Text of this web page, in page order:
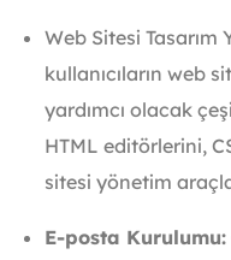
Web Sitesi Tasarım
kullanıcıların web
yardımcı olacak
HTML editörlerini,
sitesi yönetim
E-posta Kurulumu: